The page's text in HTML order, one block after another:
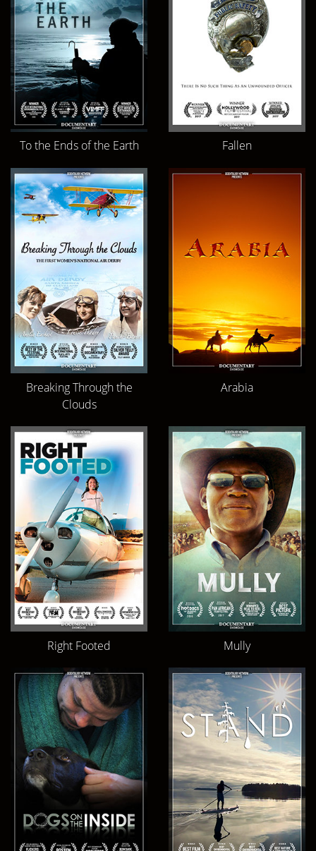
To the Ends of the Earth Fallen
Breaking Through the
Clouds
Arabia
Right Footed Mully